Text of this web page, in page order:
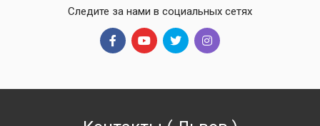
Следите за нами в социальных сетях